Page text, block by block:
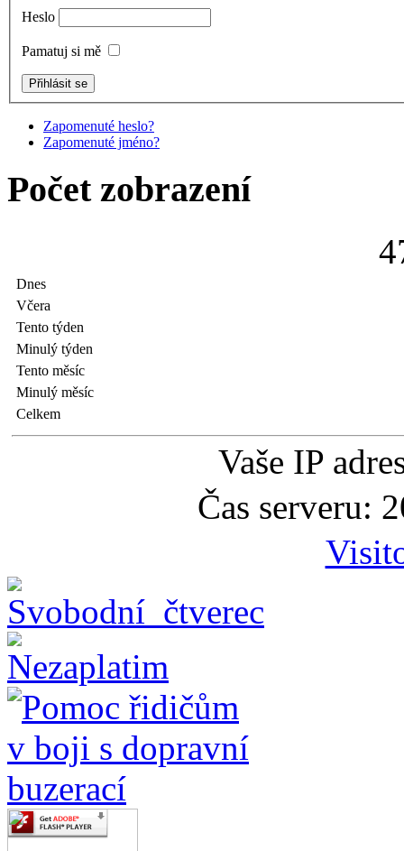
Heslo
Pamatuj si mě
Zapomenuté heslo?
Zapomenuté jméno?
Počet zobrazení
4
Dnes
Včera
Tento týden
Minulý týden
Tento měsíc
Minulý měsíc
Celkem
Vaše IP
Čas serveru: